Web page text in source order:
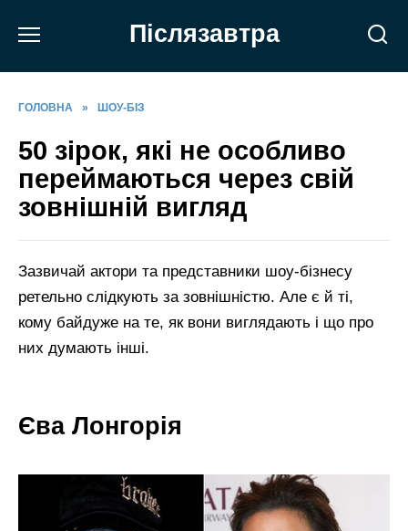
Післязавтра
ГОЛОВНА » ШОУ-БІЗ
50 зірок, які не особливо
переймаються через свій
зовнішній вигляд
Зазвичай актори та представники шоу-бізнесу
ретельно слідкують за зовнішністю. Але є й ті,
кому байдуже на те, як вони виглядають і що про
них думають інші.
Єва Лонгорія